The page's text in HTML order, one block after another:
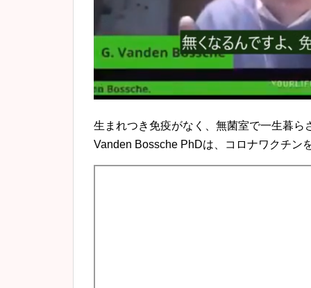
生まれつき免疫がなく、無菌室で一生暮
Vanden Bossche PhDは、コロナワクチン